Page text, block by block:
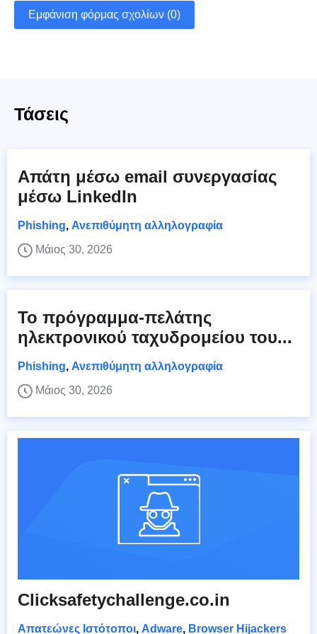
Εμφάνιση φόρμας σχολίων (0)
Τάσεις
Απάτη μέσω email συνεργασίας
μέσω LinkedIn
Phishing, Ανεπιθύμητη αλληλογραφία
Μάιος 30, 2026
Το πρόγραμμα-πελάτης
ηλεκτρονικού ταχυδρομείου του...
Phishing, Ανεπιθύμητη αλληλογραφία
Μάιος 30, 2026
Clicksafetychallenge.co.in
Απατεώνες Ιστότοποι, Adware, Browser Hijackers